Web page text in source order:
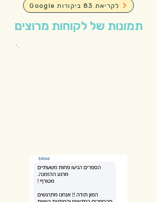
Google לקריאת 83 ביקורות
תמונות של לקוחות מרוצים